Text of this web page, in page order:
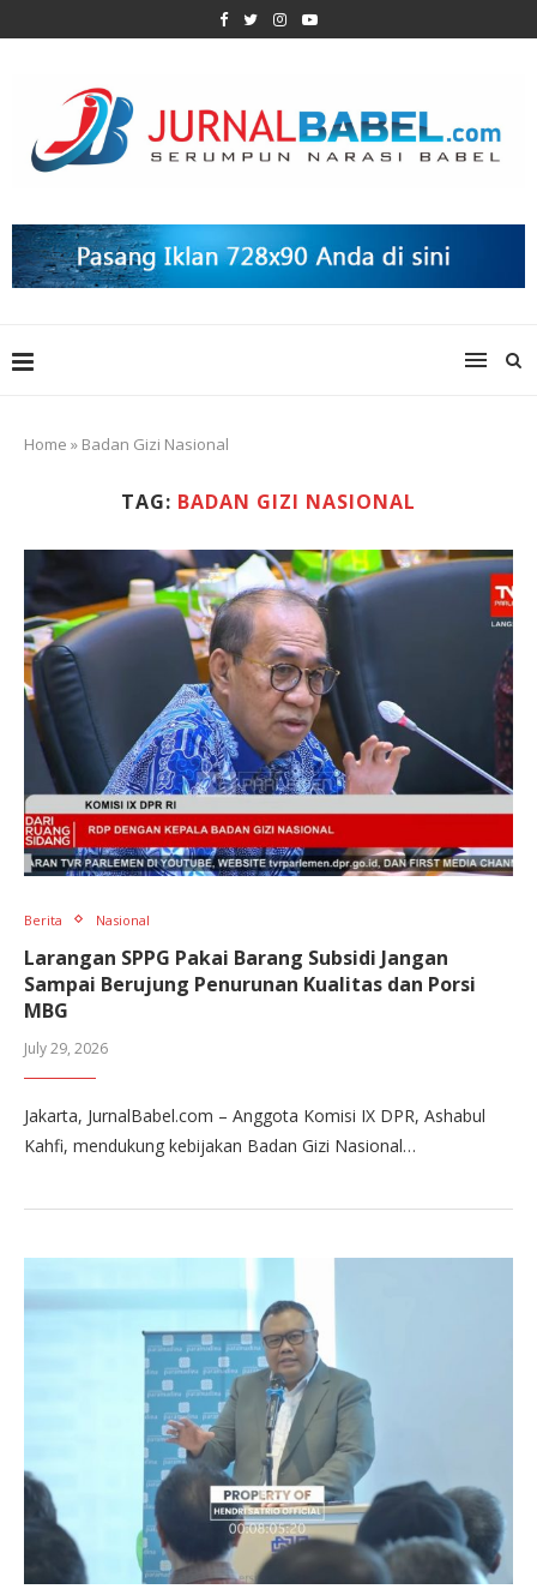
Home » Badan Gizi Nasional
TAG: BADAN GIZI NASIONAL
Berita Nasional
Larangan SPPG Pakai Barang Subsidi Jangan
Sampai Berujung Penurunan Kualitas dan Porsi
MBG
July 29, 2026
Jakarta, JurnalBabel.com – Anggota Komisi IX DPR, Ashabul
Kahfi, mendukung kebijakan Badan Gizi Nasional…